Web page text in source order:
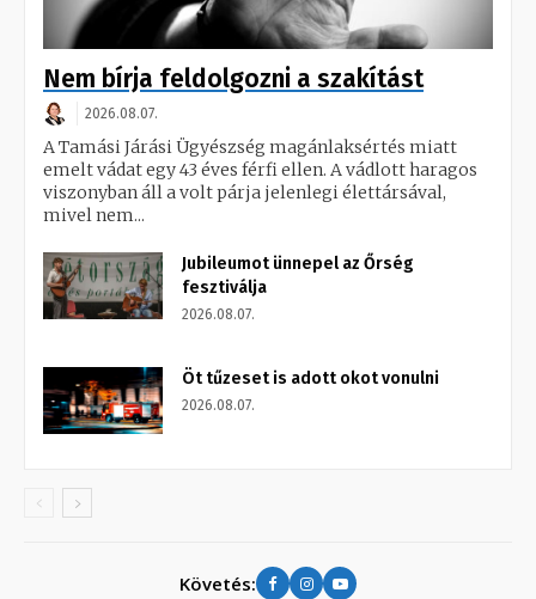
Nem bírja feldolgozni a szakítást
2026.08.07.
A Tamási Járási Ügyészség magánlaksértés miatt
emelt vádat egy 43 éves férfi ellen. A vádlott haragos
viszonyban áll a volt párja jelenlegi élettársával,
mivel nem...
Jubileumot ünnepel az Őrség
fesztiválja
2026.08.07.
Öt tűzeset is adott okot vonulni
2026.08.07.
Követés: